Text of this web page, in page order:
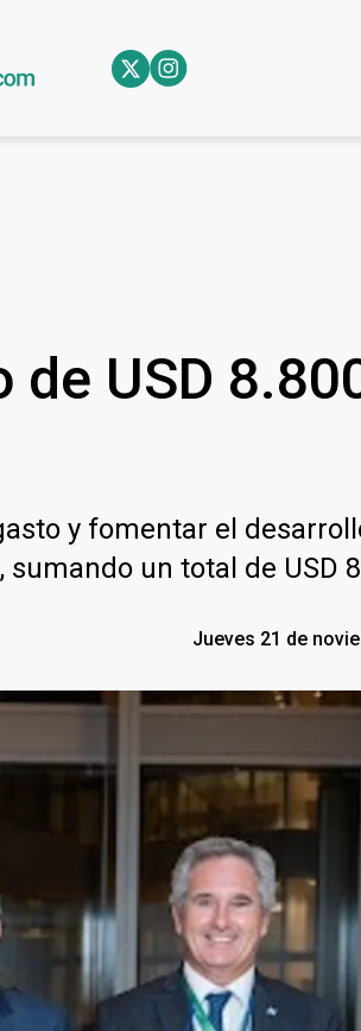
USD
y fomentar el
un total de USD
Jueves 21 de